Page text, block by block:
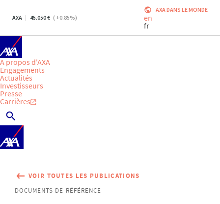
AXA 45.050 ( +0.85%)
AXA DANS LE MONDE
en
fr
A propos d'AXA
Engagements
Actualités
Investisseurs
Presse
Carrières
VOIR TOUTES LES PUBLICATIONS
DOCUMENTS DE RÉFÉRENCE